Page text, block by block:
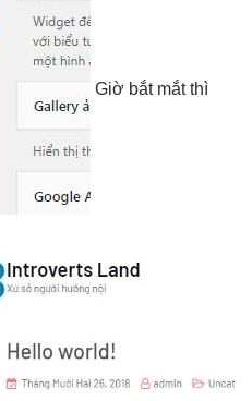
Giờ bắt mắtthì